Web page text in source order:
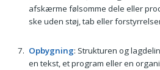
afskærme følsomme dele eller
ske uden støj, tab eller
Opbygning: Strukturen og
en tekst, et program eller en